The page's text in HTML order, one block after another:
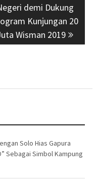
demi Dukung
Kunjungan 20
Wisman 2019
Solo Hias Gapura
Sebagai Simbol Kampung